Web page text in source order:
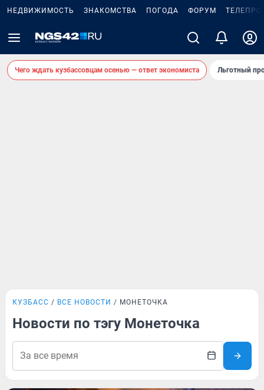
НЕДВИЖИМОСТЬ ЗНАКОМСТВА ПОГОДА ФОРУМ
Чего ждать кузбассовцам осенью — ответ экономиста Льготный
КУЗБАСС ВСЕ НОВОСТИ МОНЕТОЧКА
Новости по тэгу Монеточка